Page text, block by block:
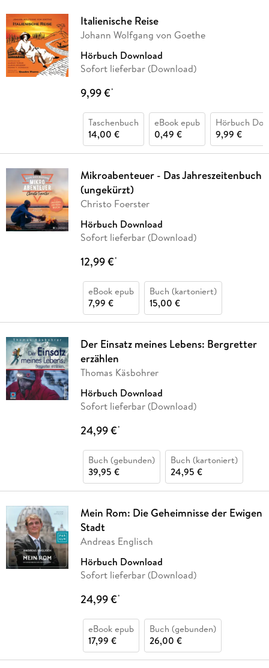
Italienische Reise
Johann Wolfgang von Goethe
Hörbuch Download
Sofort lieferbar (Download)
9,99 €*
Taschenbuch
14,00 €
eBook epub
0,49 €
Hörbuch
9,99 €
Mikroabenteuer - Das Jahreszeitenbuch
(ungekürzt)
Christo Foerster
Hörbuch Download
Sofort lieferbar (Download)
12,99 €*
eBook epub
7,99 €
Buch (kartoniert)
15,00 €
Der Einsatz meines Lebens: Bergretter
erzählen
Thomas Käsbohrer
Hörbuch Download
Sofort lieferbar (Download)
24,99 €*
Buch (gebunden)
39,95 €
Buch (kartoniert)
24,95 €
Mein Rom: Die Geheimnisse der Ewigen
Stadt
Andreas Englisch
Hörbuch Download
Sofort lieferbar (Download)
24,99 €*
eBook epub
17,99 €
Buch (gebunden)
26,00 €